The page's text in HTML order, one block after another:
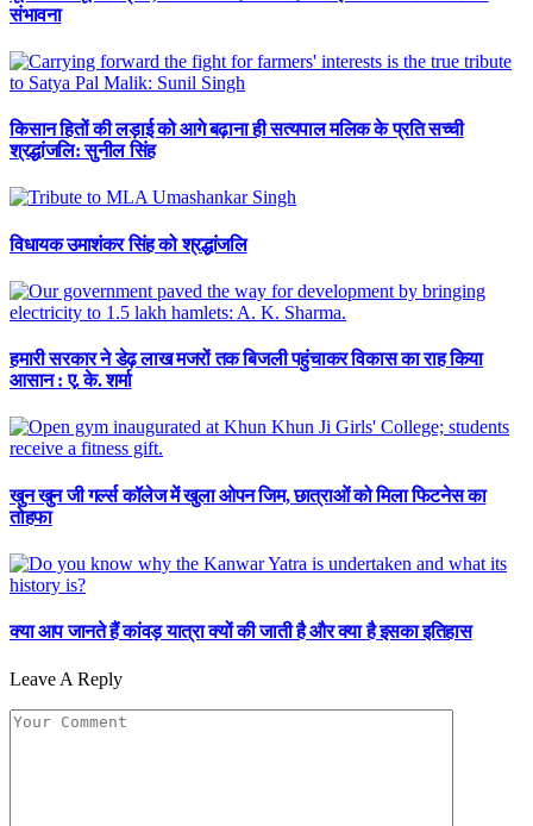
संभावना
किसान हितों की लड़ाई को आगे बढ़ाना ही सत्यपाल मलिक के प्रति सच्ची
श्रद्धांजलि: सुनील सिंह
विधायक उमाशंकर सिंह को श्रद्धांजलि
हमारी सरकार ने डेढ़ लाख मजरों तक बिजली पहुंचाकर विकास का राह किया
आसान : ए. के. शर्मा
खुन खुन जी गर्ल्स कॉलेज में खुला ओपन जिम, छात्राओं को मिला फिटनेस का
तोहफा
क्या आप जानते हैं कांवड़ यात्रा क्यों की जाती है और क्या है इसका इतिहास
Leave A Reply